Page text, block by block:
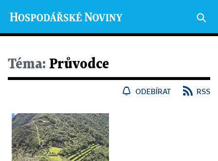
Téma: Průvodce
ODEBÍRAT RSS